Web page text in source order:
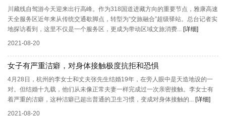
川藏线自驾游今天迎来出行高峰。作为318国道进藏方向的重要节点，雅康高速
天全服务区近年来从传统交通歇脚点，转型为“交旅融合”超级驿站。总台记者实
地探访看到，这里不仅是一个服务区，更成为带动区域文旅消费... [详细]
2021-08-20
女子有严重洁癖，对身体接触极度抗拒和恐惧
4月28日，杭州的李女士和丈夫张先生结婚19年，在旁人眼中是天造地设的一
对。但结婚十九载，他们从未像正常夫妻一样完成过一次亲密接触。李女士有
着严重的洁癖，这种洁癖已超出普通的卫生习惯，变成对身体接触的... [详细]
2021-08-20